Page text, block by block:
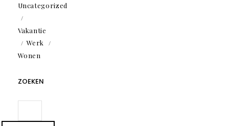
Uncategorized
Vakantie
Werk
Wonen
ZOEKEN